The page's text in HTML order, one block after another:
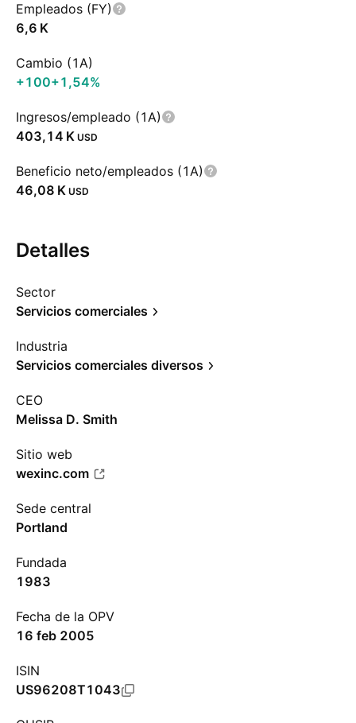
Empleados (FY)
‪6,6 K‬
Cambio (1A)
+100+1,54%
Ingresos/empleado (1A)
‪403,14 K‬ USD
Beneficio neto/empleados (1A)
‪46,08 K‬ USD
Detalles
Sector
Servicios comerciales
Industria
Servicios comerciales diversos
CEO
Melissa D. Smith
Sitio web
wexinc.com
Sede central
Portland
Fundada
1983
Fecha de la OPV
16 feb 2005
ISIN
US96208T1043